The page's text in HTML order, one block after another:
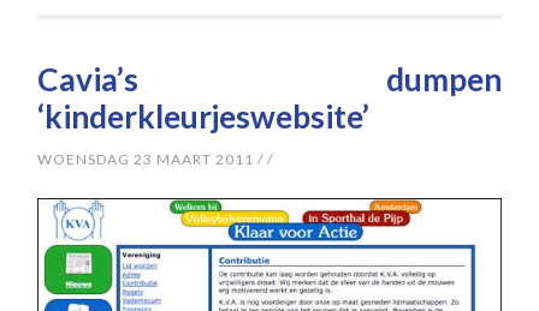
Cavia’s dumpen
‘kinderkleurjeswebsite’
WOENSDAG 23 MAART 2011 //